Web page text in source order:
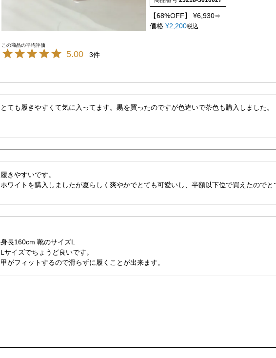
【68%OFF】 ¥6,930⇒
価格 ¥2,200税込
5.00 3
とても履きやすくて気に入ってます。黒を買ったのですが色違いで茶色も購入しました。
履きやすいです。
ホワイトを購入しましたが夏らしく爽やかでとても可愛いし、半額以下位で買えたのでと
身長160cm 靴のサイズL
Lサイズでちょうど良いです。
甲がフィットするので滑らずに履くことが出来ます。